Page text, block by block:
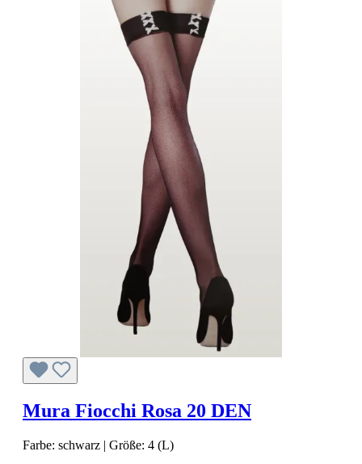
Mura Fiocchi Rosa 20 DEN
Farbe: schwarz | Größe: 4 (L)